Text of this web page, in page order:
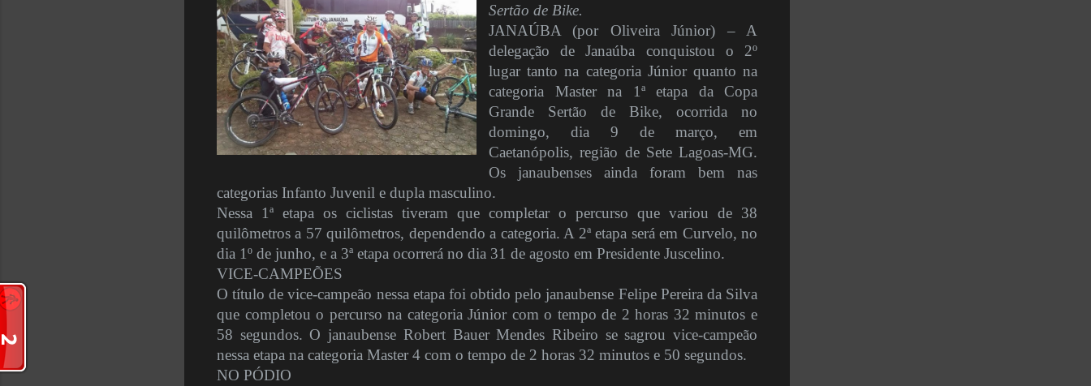
Sertão de Bike.
JANAÚBA (por Oliveira Júnior) – A
delegação de Janaúba conquistou o 2º
lugar tanto na categoria Júnior quanto na
categoria Master na 1ª etapa da Copa
Grande Sertão de Bike, ocorrida no
domingo, dia 9 de março, em
Caetanópolis, região de Sete Lagoas-MG.
Os janaubenses ainda foram bem nas
categorias Infanto Juvenil e dupla masculino.
Nessa 1ª etapa os ciclistas tiveram que completar o percurso que variou de 38
quilômetros a 57 quilômetros, dependendo a categoria. A 2ª etapa será em Curvelo, no
dia 1º de junho, e a 3ª etapa ocorrerá no dia 31 de agosto em Presidente Juscelino.
VICE-CAMPEÕES
O título de vice-campeão nessa etapa foi obtido pelo janaubense Felipe Pereira da Silva
que completou o percurso na categoria Júnior com o tempo de 2 horas 32 minutos e
58 segundos. O janaubense Robert Bauer Mendes Ribeiro se sagrou vice-campeão
nessa etapa na categoria Master 4 com o tempo de 2 horas 32 minutos e 50 segundos.
NO PÓDIO